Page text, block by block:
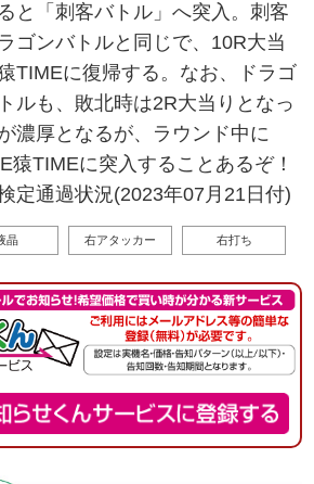
と「刺客バトル」へ突入。刺客
ゴンバトルと同じで、10R大当
TIMEに復帰する。なお、ドラゴ
ルも、敗北時は2R大当りとなっ
濃厚となるが、ラウンド中に
猿TIMEに突入することあるぞ！
定通過状況(2023年07月21日付)
晶 右アタッカー 右打ち